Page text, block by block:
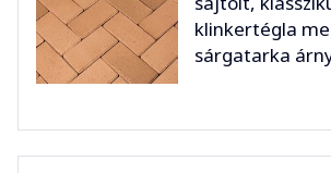
klinkertégla
sárgatarka